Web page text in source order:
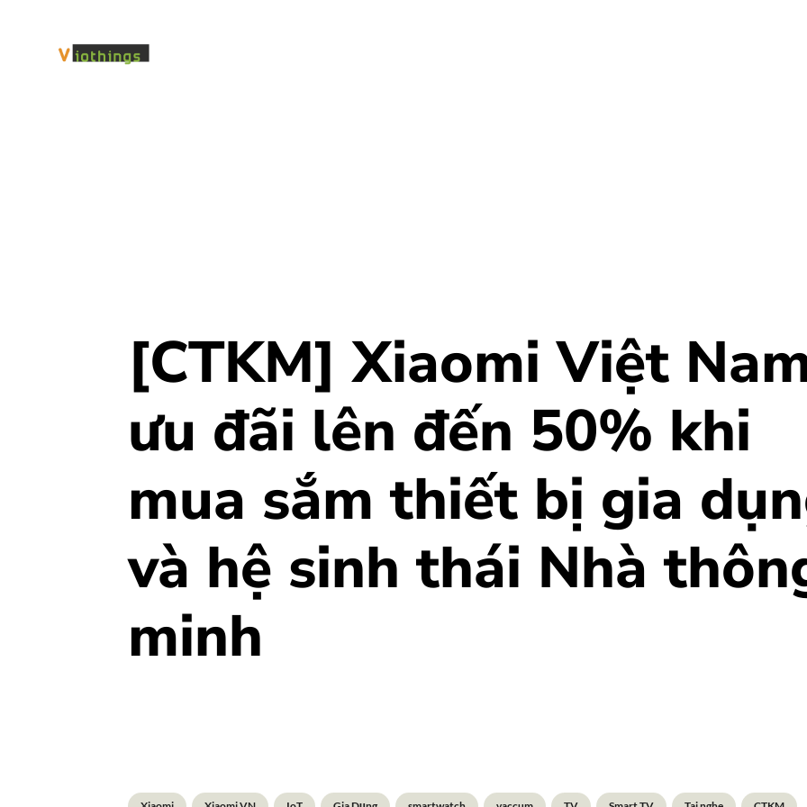
[CTKM] Xiaomi Việt
ưu đãi lên đến 50% khi
mua sắm thiết bị gia
và hệ sinh thái Nhà
minh